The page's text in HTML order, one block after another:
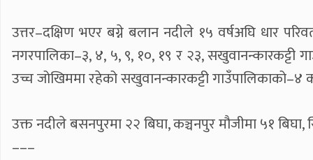
उत्तर–दक्षिण भएर बग्ने बलान नदीले १५ वर्षअघि धार
नगरपालिका–३, ४, ५, ९, १०, १९ र २३, सखुवानन्कारकट्टी
उच्च जोखिममा रहेको सखुवानन्कारकट्टी
उक्त नदीले बसनपुरमा २२ बिघा, कञ्चनपुर मौजीमा ५१
–––